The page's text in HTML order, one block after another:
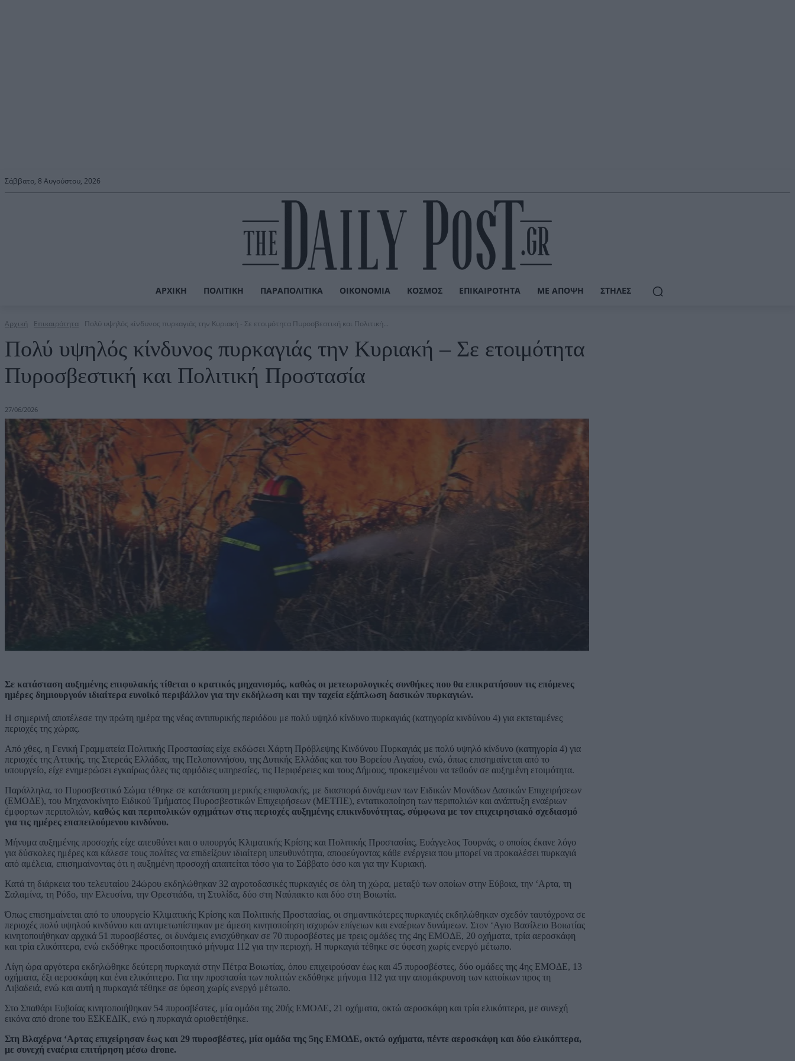
Σάββατο, 8 Αυγούστου, 2026
ΑΡΧΙΚΉ ΠΟΛΙΤΙΚΉ ΠΑΡΑΠΟΛΙΤΙΚΆ ΟΙΚΟΝΟΜΊΑ ΚΌΣΜΟΣ ΕΠΙΚΑΙΡΌΤΗΤΑ ΜΕ ΆΠΟΨΗ ΣΤΉΛΕΣ
Αρχική Επικαιρότητα Πολύ υψηλός κίνδυνος πυρκαγιάς την Κυριακή - Σε ετοιμότητα Πυροσβεστική και Πολιτική...
Πολύ υψηλός κίνδυνος πυρκαγιάς την Κυριακή – Σε ετοιμότητα
Πυροσβεστική και Πολιτική Προστασία
27/06/2026
Σε κατάσταση αυξημένης επιφυλακής τίθεται ο κρατικός μηχανισμός, καθώς οι μετεωρολογικές συνθήκες που θα επικρατήσουν τις επόμενες
ημέρες δημιουργούν ιδιαίτερα ευνοϊκό περιβάλλον για την εκδήλωση και την ταχεία εξάπλωση δασικών πυρκαγιών.
Η σημερινή αποτέλεσε την πρώτη ημέρα της νέας αντιπυρικής περιόδου με πολύ υψηλό κίνδυνο πυρκαγιάς (κατηγορία κινδύνου 4) για εκτεταμένες
περιοχές της χώρας.
Από χθες, η Γενική Γραμματεία Πολιτικής Προστασίας είχε εκδώσει Χάρτη Πρόβλεψης Κινδύνου Πυρκαγιάς με πολύ υψηλό κίνδυνο (κατηγορία 4) για
περιοχές της Αττικής, της Στερεάς Ελλάδας, της Πελοποννήσου, της Δυτικής Ελλάδας και του Βορείου Αιγαίου, ενώ, όπως επισημαίνεται από το
υπουργείο, είχε ενημερώσει εγκαίρως όλες τις αρμόδιες υπηρεσίες, τις Περιφέρειες και τους Δήμους, προκειμένου να τεθούν σε αυξημένη ετοιμότητα.
Παράλληλα, το Πυροσβεστικό Σώμα τέθηκε σε κατάσταση μερικής επιφυλακής, με διασπορά δυνάμεων των Ειδικών Μονάδων Δασικών Επιχειρήσεων
(ΕΜΟΔΕ), του Μηχανοκίνητο Ειδικού Τμήματος Πυροσβεστικών Επιχειρήσεων (ΜΕΤΠΕ), εντατικοποίηση των περιπολιών και ανάπτυξη εναέριων
έμφορτων περιπολιών, καθώς και περιπολικών οχημάτων στις περιοχές αυξημένης επικινδυνότητας, σύμφωνα με τον επιχειρησιακό σχεδιασμό
για τις ημέρες επαπειλούμενου κινδύνου.
Μήνυμα αυξημένης προσοχής είχε απευθύνει και ο υπουργός Κλιματικής Κρίσης και Πολιτικής Προστασίας, Ευάγγελος Τουρνάς, ο οποίος έκανε λόγο
για δύσκολες ημέρες και κάλεσε τους πολίτες να επιδείξουν ιδιαίτερη υπευθυνότητα, αποφεύγοντας κάθε ενέργεια που μπορεί να προκαλέσει πυρκαγιά
από αμέλεια, επισημαίνοντας ότι η αυξημένη προσοχή απαιτείται τόσο για το Σάββατο όσο και για την Κυριακή.
Κατά τη διάρκεια του τελευταίου 24ώρου εκδηλώθηκαν 32 αγροτοδασικές πυρκαγιές σε όλη τη χώρα, μεταξύ των οποίων στην Εύβοια, την ‘Αρτα, τη
Σαλαμίνα, τη Ρόδο, την Ελευσίνα, την Ορεστιάδα, τη Στυλίδα, δύο στη Ναύπακτο και δύο στη Βοιωτία.
Όπως επισημαίνεται από το υπουργείο Κλιματικής Κρίσης και Πολιτικής Προστασίας, οι σημαντικότερες πυρκαγιές εκδηλώθηκαν σχεδόν ταυτόχρονα σε
περιοχές πολύ υψηλού κινδύνου και αντιμετωπίστηκαν με άμεση κινητοποίηση ισχυρών επίγειων και εναέριων δυνάμεων. Στον ‘Αγιο Βασίλειο Βοιωτίας
κινητοποιήθηκαν αρχικά 51 πυροσβέστες, οι δυνάμεις ενισχύθηκαν σε 70 πυροσβέστες με τρεις ομάδες της 4ης ΕΜΟΔΕ, 20 οχήματα, τρία αεροσκάφη
και τρία ελικόπτερα, ενώ εκδόθηκε προειδοποιητικό μήνυμα 112 για την περιοχή. Η πυρκαγιά τέθηκε σε ύφεση χωρίς ενεργό μέτωπο.
Λίγη ώρα αργότερα εκδηλώθηκε δεύτερη πυρκαγιά στην Πέτρα Βοιωτίας, όπου επιχειρούσαν έως και 45 πυροσβέστες, δύο ομάδες της 4ης ΕΜΟΔΕ, 13
οχήματα, έξι αεροσκάφη και ένα ελικόπτερο. Για την προστασία των πολιτών εκδόθηκε μήνυμα 112 για την απομάκρυνση των κατοίκων προς τη
Λιβαδειά, ενώ και αυτή η πυρκαγιά τέθηκε σε ύφεση χωρίς ενεργό μέτωπο.
Στο Σπαθάρι Ευβοίας κινητοποιήθηκαν 54 πυροσβέστες, μία ομάδα της 20ής ΕΜΟΔΕ, 21 οχήματα, οκτώ αεροσκάφη και τρία ελικόπτερα, με συνεχή
εικόνα από drone του ΕΣΚΕΔΙΚ, ενώ η πυρκαγιά οριοθετήθηκε.
Στη Βλαχέρνα ‘Αρτας επιχείρησαν έως και 29 πυροσβέστες, μία ομάδα της 5ης ΕΜΟΔΕ, οκτώ οχήματα, πέντε αεροσκάφη και δύο ελικόπτερα,
με συνεχή εναέρια επιτήρηση μέσω drone.